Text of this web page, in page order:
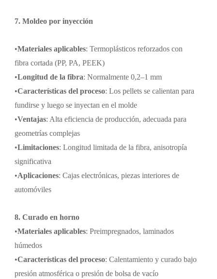
7. Moldeo por inyección
•Materiales aplicables: Termoplásticos reforzados con
fibra cortada (PP, PA, PEEK)
•Longitud de la fibra: Normalmente 0,2–1 mm
•Características del proceso: Los pellets se calientan para
fundirse y luego se inyectan en el molde
•Ventajas: Alta eficiencia de producción, adecuada para
geometrías complejas
•Limitaciones: Longitud limitada de la fibra, anisotropía
significativa
•Aplicaciones: Cajas electrónicas, piezas interiores de
automóviles
8. Curado en horno
•Materiales aplicables: Preimpregnados, laminados
húmedos
•Características del proceso: Calentamiento y curado bajo
presión atmosférica o presión de bolsa de vacío